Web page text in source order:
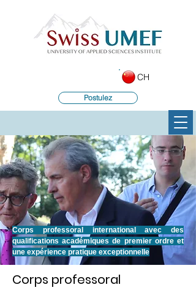
Postulez
CH
Corps professoral
Corps professoral international avec des
qualifications académiques de premier ordre et
une expérience pratique exceptionnelle